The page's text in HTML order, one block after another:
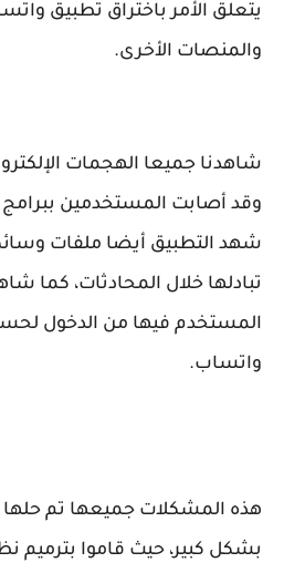
يتعلق الأمر باختراق تطبيق
والمنصات الأخرى.
شاهدنا جميعا الهجمات
وقد أصابت المستخدمين
شهد التطبيق أيضا ملفات
تبادلها خلال المحادثات، كما
المستخدم فيها من الدخول
واتساب.
هذه المشكلات جميعها تم
بشكل كبير، حيث قاموا بترميم